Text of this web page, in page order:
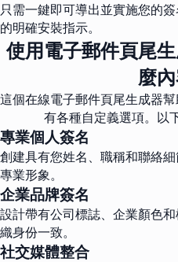
只需一鍵即可導出並實施您的
的明確安裝指示。
使用電子郵件頁尾
麼
這個在線電子郵件頁尾生成器
有各種自定義選項。以
專業個人簽名
創建具有您姓名、職稱和聯絡
專業形象。
企業品牌簽名
設計帶有公司標誌、企業顏色
織身份一致。
社交媒體整合